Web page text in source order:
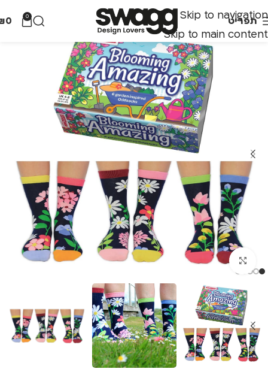
Skip to navigation
Skip to main content
תפריט 0
0
לחצו להגדלה